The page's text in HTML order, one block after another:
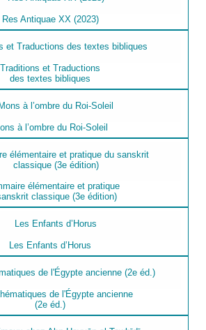
Res Antiquae XX (2023)
Traditions et Traductions
des textes bibliques
à l’ombre du Roi-Soleil
élémentaire et pratique
classique (3e édition)
Les Enfants d’Horus
de l'Égypte ancienne
(2e éd.)